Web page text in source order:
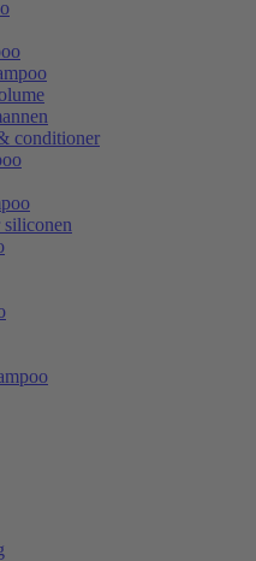
conditioner
siliconen